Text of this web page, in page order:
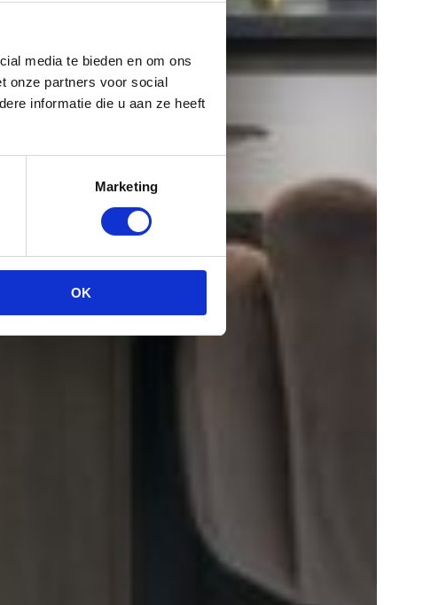
media te bieden en om ons
onze partners voor social
informatie die u aan ze heeft
Marketing
OK